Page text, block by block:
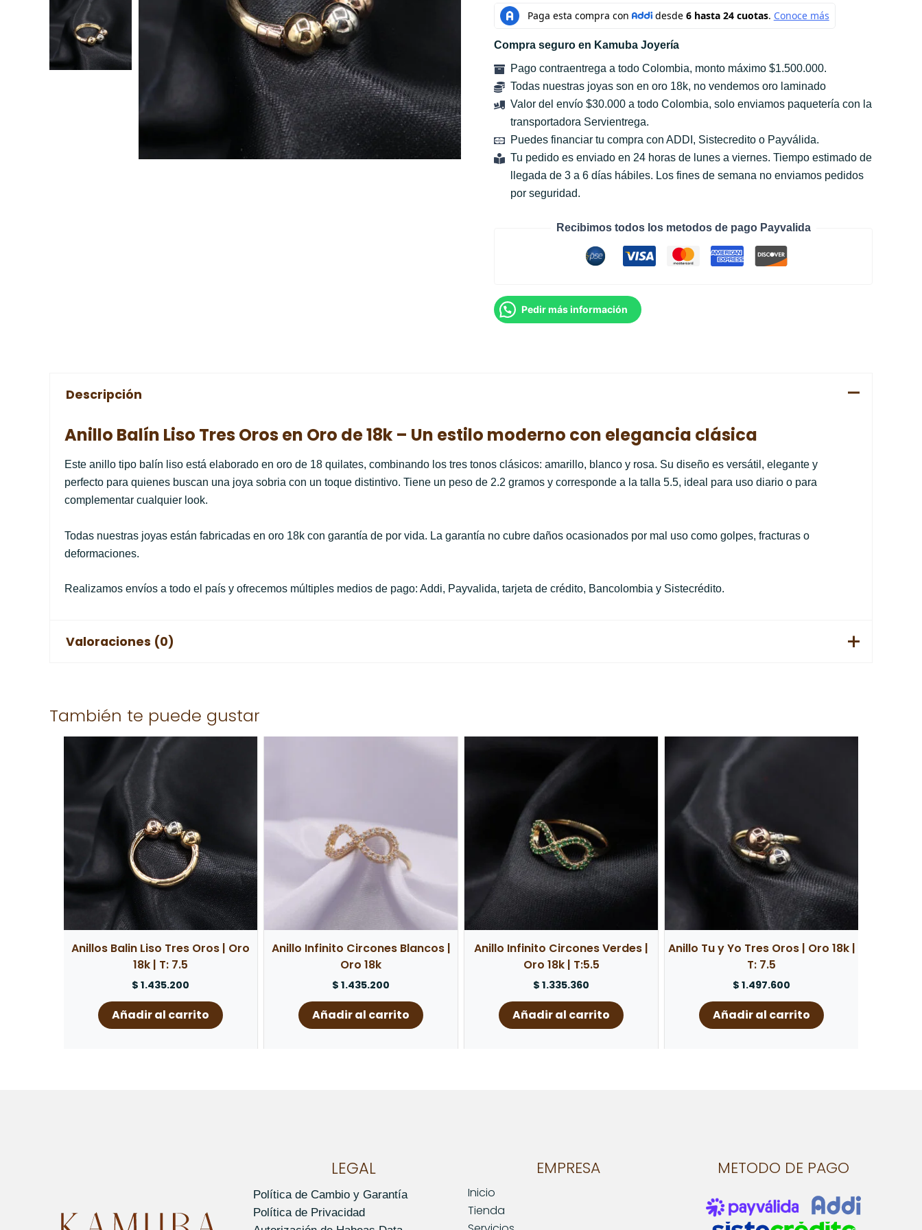
Compra seguro en Kamuba Joyería
Pago contraentrega a todo Colombia, monto máximo $1.500.000.
Todas nuestras joyas son en oro 18k, no vendemos oro laminado
Valor del envío $30.000 a todo Colombia, solo enviamos paquetería con la
transportadora Servientrega.
Puedes financiar tu compra con ADDI, Sistecredito o Payválida.
Tu pedido es enviado en 24 horas de lunes a viernes. Tiempo estimado de
llegada de 3 a 6 días hábiles. Los fines de semana no enviamos pedidos
por seguridad.
Recibimos todos los metodos de pago Payvalida
Pedir más información
Descripción
Anillo Balín Liso Tres Oros en Oro de 18k – Un estilo moderno con elegancia clásica
Este anillo tipo balín liso está elaborado en oro de 18 quilates, combinando los tres tonos clásicos: amarillo, blanco y rosa. Su diseño es versátil, elegante y
perfecto para quienes buscan una joya sobria con un toque distintivo. Tiene un peso de 2.2 gramos y corresponde a la talla 5.5, ideal para uso diario o para
complementar cualquier look.
Todas nuestras joyas están fabricadas en oro 18k con garantía de por vida. La garantía no cubre daños ocasionados por mal uso como golpes, fracturas o
deformaciones.
Realizamos envíos a todo el país y ofrecemos múltiples medios de pago: Addi, Payvalida, tarjeta de crédito, Bancolombia y Sistecrédito.
Valoraciones (0)
Solo los usuarios registrados que hayan comprado este producto pueden hacer una valoración.
También te puede gustar
Anillos Balin Liso Tres Oros | Oro
18k | T: 7.5
$ 1.435.200
Añadir al carrito
Anillo Infinito Circones Blancos |
Oro 18k
$ 1.435.200
Añadir al carrito
Anillo Infinito Circones Verdes |
Oro 18k | T:5.5
$ 1.335.360
Añadir al carrito
Anillo Tu y Yo Tres Oros | Oro 18k |
T: 7.5
$ 1.497.600
Añadir al carrito
LEGAL
Política de Cambio y Garantía
Política de Privacidad
EMPRESA
Inicio
Tienda
METODO DE PAGO